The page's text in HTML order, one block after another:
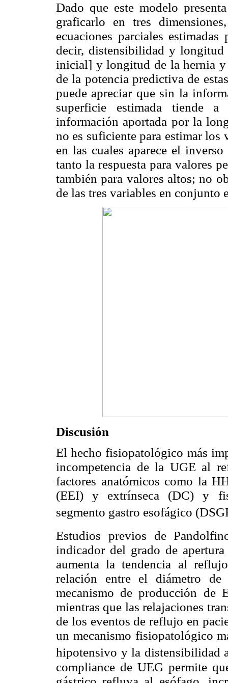
Dado que este modelo
graficarlo en tres
ecuaciones parciales
decir, distensibilidad y
inicial] y longitud de la hernia y
de la potencia predictiva de
puede apreciar que sin la
superficie estimada tiende
información aportada por la
no es suficiente para estimar
en las cuales aparece el
tanto la respuesta para valores
también para valores altos; no
de las tres variables en conjunto
Discusión
El hecho fisiopatológico más
incompetencia de la UGE al
factores anatómicos como la
(EEI) y extrínseca (DC) y
segmento gastro esofágico
Estudios previos de
indicador del grado de
aumenta la tendencia al
relación entre el diámetro
mecanismo de producción de
mientras que las relajaciones
de los eventos de reflujo en
un mecanismo fisiopatológico
hipotensivo y la distensibilidad
compliance de UEG permite